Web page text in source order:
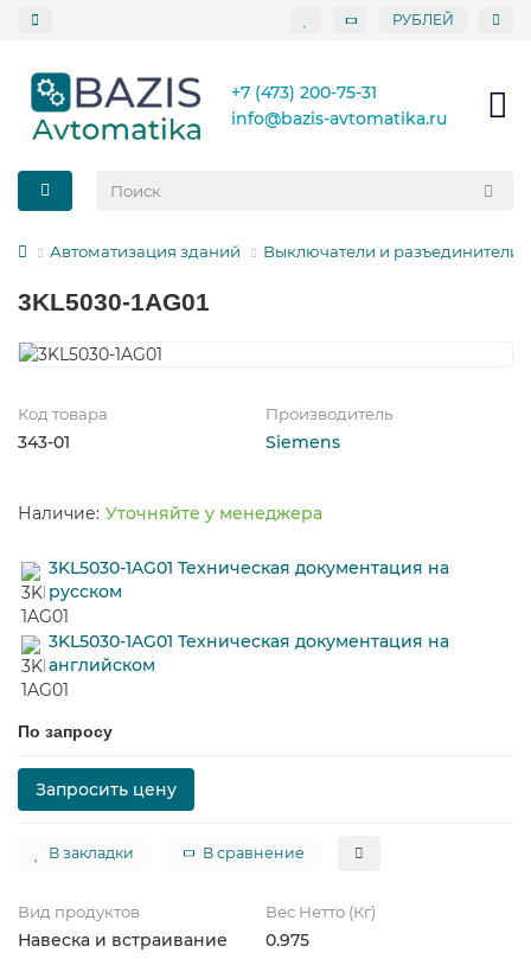
РУБЛЕЙ
+7 (473) 200-75-31
info@bazis-avtomatika.ru
Автоматизация зданий Выключатели и разъединители
3KL5030-1AG01
Код товара
343-01
Производитель
Siemens
Уточняйте у менеджера
3KL5030-1AG01 Техническая документация на
русском
3KL5030-1AG01 Техническая документация на
английском
По запросу
Запросить цену
В закладки В сравнение
Вид продуктов
Навеска и встраивание
Вес Нетто (Кг)
0.975